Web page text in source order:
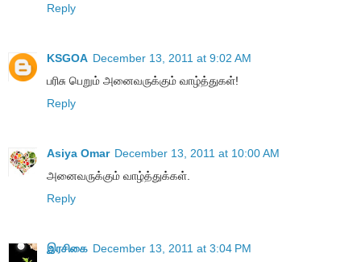
Reply
KSGOA December 13, 2011 at 9:02 AM
பரிசு பெறும் அனைவருக்கும் வாழ்த்துகள்!
Reply
Asiya Omar December 13, 2011 at 10:00 AM
அனைவருக்கும் வாழ்த்துக்கள்.
Reply
இரசிகை December 13, 2011 at 3:04 PM